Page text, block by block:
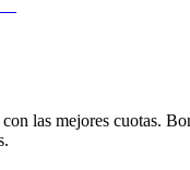
las mejores cuotas.